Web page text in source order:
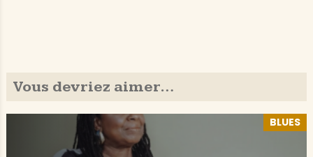
Vous devriez aimer…
BLUES